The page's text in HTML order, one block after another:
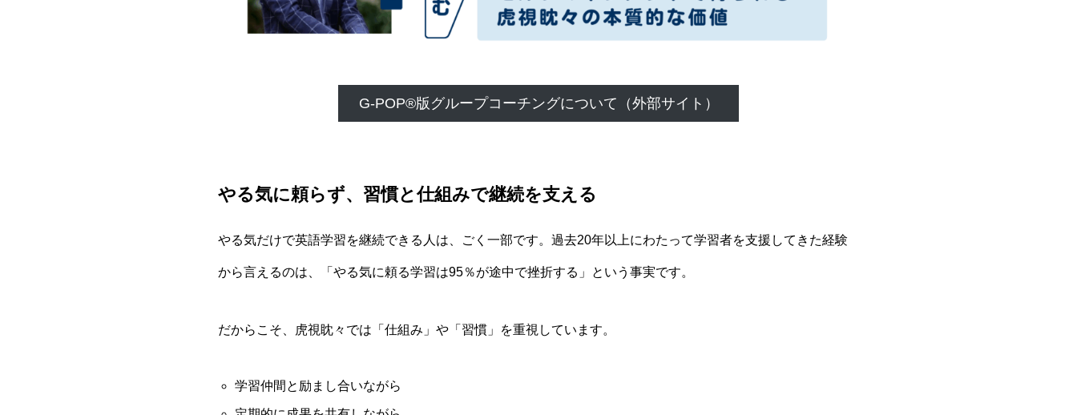
G-POP®版グループコーチングについて（外部サイト）
やる気に頼らず、習慣と仕組みで継続を支える
やる気だけで英語学習を継続できる人は、ごく一部です。過去20年以上にわたって学習者を支援してきた経験
から言えるのは、「やる気に頼る学習は95％が途中で挫折する」という事実です。
だからこそ、虎視眈々では「仕組み」や「習慣」を重視しています。
学習仲間と励まし合いながら